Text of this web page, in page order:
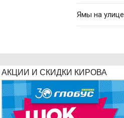
Ямы на
АКЦИИ И СКИДКИ КИРОВА